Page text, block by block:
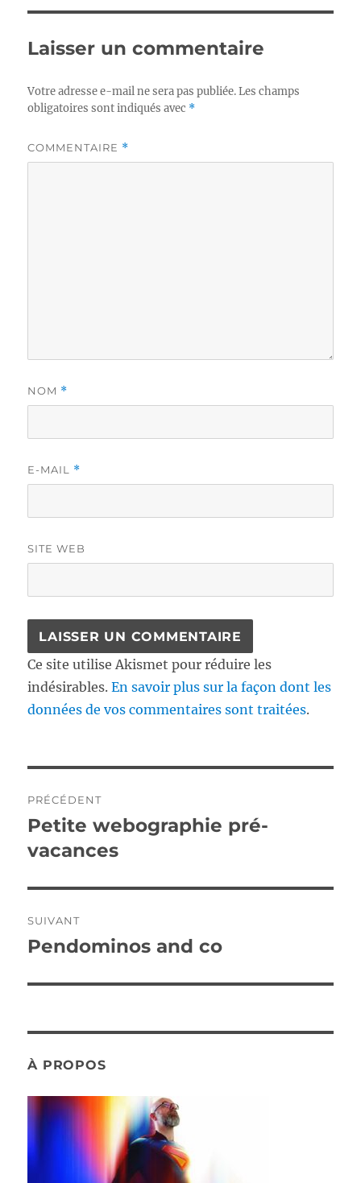
Laisser un commentaire
Votre adresse e-mail ne sera pas publiée. Les champs
obligatoires sont indiqués avec *
COMMENTAIRE *
NOM *
E-MAIL *
SITE WEB
Ce site utilise Akismet pour réduire les
indésirables.En savoir plus sur la façon dont les
données de vos commentaires sont traitées.
de
l’article
PRÉCÉDENT
Publication
précédente :
Petite webographie pré-
vacances
SUIVANT
Publication
Pendominos and co
À PROPOS